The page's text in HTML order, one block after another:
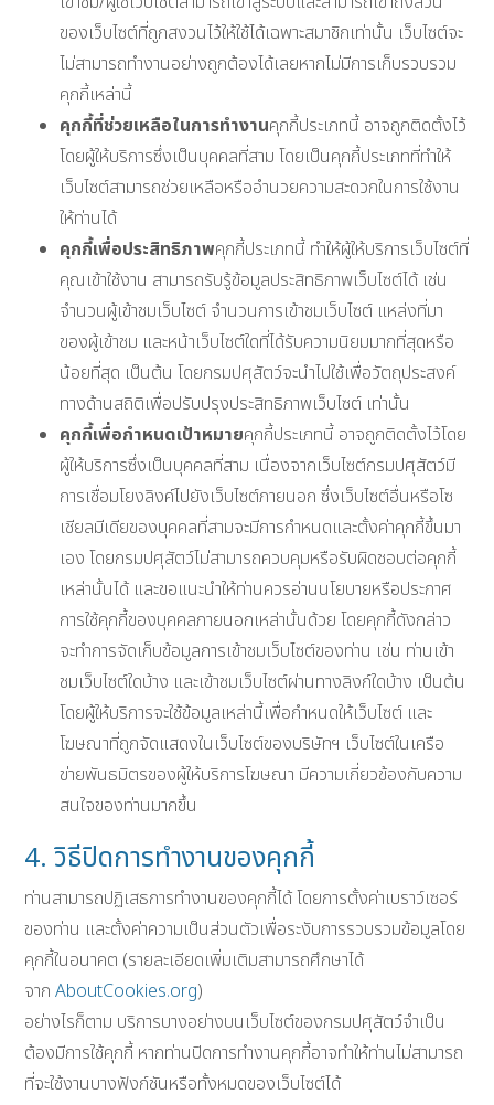
ของเว็บไซต์ที่ถูกสงวนไว้ให้ใช้ได้เฉพาะสมาชิกเท่านั้น เว็บไซต์จะ
ไม่สามารถทำงานอย่างถูกต้องได้เลยหากไม่มีการเก็บรวบรวม
คุกกี้เหล่านี้
คุกกี้ที่ช่วยเหลือในการทำงานคุกกี้ประเภทนี้ อาจถูกติดตั้งไว้
โดยผู้ให้บริการซึ่งเป็นบุคคลที่สาม โดยเป็นคุกกี้ประเภทที่ทำให้
เว็บไซต์สามารถช่วยเหลือหรืออำนวยความสะดวกในการใช้งาน
ให้ท่านได้
คุกกี้เพื่อประสิทธิภาพคุกกี้ประเภทนี้ ทำให้ผู้ให้บริการเว็บไซต์ที่
คุณเข้าใช้งาน สามารถรับรู้ข้อมูลประสิทธิภาพเว็บไซต์ได้ เช่น
จำนวนผู้เข้าชมเว็บไซต์ จำนวนการเข้าชมเว็บไซต์ แหล่งที่มา
ของผู้เข้าชม และหน้าเว็บไซต์ใดที่ได้รับความนิยมมากที่สุดหรือ
น้อยที่สุด เป็นต้น โดยกรมปศุสัตว์จะนำไปใช้เพื่อวัตถุประสงค์
ทางด้านสถิติเพื่อปรับปรุงประสิทธิภาพเว็บไซต์ เท่านั้น
คุกกี้เพื่อกำหนดเป้าหมายคุกกี้ประเภทนี้ อาจถูกติดตั้งไว้โดย
ผู้ให้บริการซึ่งเป็นบุคคลที่สาม เนื่องจากเว็บไซต์กรมปศุสัตว์มี
การเชื่อมโยงลิงค์ไปยังเว็บไซต์ภายนอก ซึ่งเว็บไซต์อื่นหรือโซ
เชียลมีเดียของบุคคลที่สามจะมีการกำหนดและตั้งค่าคุกกี้ขึ้นมา
เอง โดยกรมปศุสัตว์ไม่สามารถควบคุมหรือรับผิดชอบต่อคุกกี้
เหล่านั้นได้ และขอแนะนำให้ท่านควรอ่านนโยบายหรือประกาศ
การใช้คุกกี้ของบุคคลภายนอกเหล่านั้นด้วย โดยคุกกี้ดังกล่าว
จะทำการจัดเก็บข้อมูลการเข้าชมเว็บไซต์ของท่าน เช่น ท่านเข้า
ชมเว็บไซต์ใดบ้าง และเข้าชมเว็บไซต์ผ่านทางลิงก์ใดบ้าง เป็นต้น
โดยผู้ให้บริการจะใช้ข้อมูลเหล่านี้เพื่อกำหนดให้เว็บไซต์ และ
โฆษณาที่ถูกจัดแสดงในเว็บไซต์ของบริษัทฯ เว็บไซต์ในเครือ
ข่ายพันธมิตรของผู้ให้บริการโฆษณา มีความเกี่ยวข้องกับความ
สนใจของท่านมากขึ้น
4. วิธีปิดการทำงานของคุกกี้
ท่านสามารถปฏิเสธการทำงานของคุกกี้ได้ โดยการตั้งค่าเบราว์เซอร์
ของท่าน และตั้งค่าความเป็นส่วนตัวเพื่อระงับการรวบรวมข้อมูลโดย
คุกกี้ในอนาคต (รายละเอียดเพิ่มเติมสามารถศึกษาได้
จากAboutCookies.org)
อย่างไรก็ตาม บริการบางอย่างบนเว็บไซต์ของกรมปศุสัตว์จำเป็น
ต้องมีการใช้คุกกี้ หากท่านปิดการทำงานคุกกี้อาจทำให้ท่านไม่สามารถ
ที่จะใช้งานบางฟังก์ชันหรือทั้งหมดของเว็บไซต์ได้